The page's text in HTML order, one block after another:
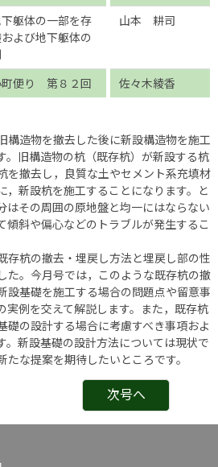
躯体の一部を存
よび地下躯体の
山本 耕司
町便り 第８２回
佐々木綾香
構造物を撤去した後に新設構造物を施工
。旧構造物の杭（既存杭）が新設する杭
を撤去し，良質な土やセメント系充填材
，新設杭を施工することになります。と
はその周囲の原地盤と均一にはならない
傾斜や偏心などのトラブルが発生するこ
杭の撤去・埋戻し方法と埋戻し部の性
た。今月号では，このような既存杭の撤
設基礎を施工する場合の問題点や留意事
実例を交えて解説します。また，既存杭
礎の設計する場合に考慮すべき事項およ
。新設基礎の設計方法については現状で
な提案を期待したいところです。
次号へ